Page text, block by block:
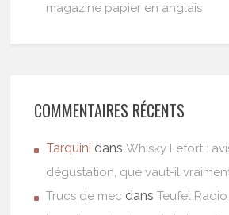
magazine papier en anglais
COMMENTAIRES RÉCENTS
Tarquini dansWhisky Lefort :
dégustation, que vaut-il
Trucs de mec dansTeufel